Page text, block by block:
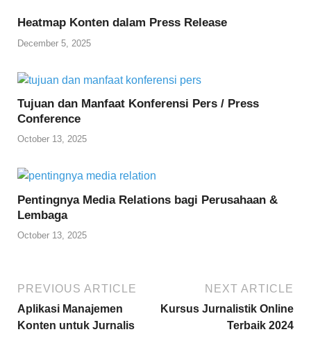
Heatmap Konten dalam Press Release
December 5, 2025
Tujuan dan Manfaat Konferensi Pers / Press
Conference
October 13, 2025
Pentingnya Media Relations bagi Perusahaan &
Lembaga
October 13, 2025
PREVIOUS ARTICLE
Aplikasi Manajemen
Konten untuk Jurnalis
NEXT ARTICLE
Kursus Jurnalistik Online
Terbaik 2024